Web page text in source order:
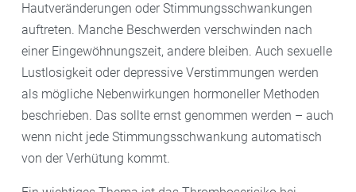
Hautveränderungen oder Stimmungsschwankungen
auftreten. Manche Beschwerden verschwinden nach
einer Eingewöhnungszeit, andere bleiben. Auch sexuelle
Lustlosigkeit oder depressive Verstimmungen werden
als mögliche Nebenwirkungen hormoneller Methoden
beschrieben. Das sollte ernst genommen werden – auch
wenn nicht jede Stimmungsschwankung automatisch
von der Verhütung kommt.